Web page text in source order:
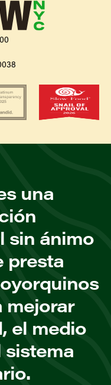
una
sin ánimo
presta
mejorar
el medio
sistema